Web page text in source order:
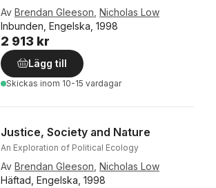
Av Brendan Gleeson Nicholas Low
Inbunden, Engelska, 1998
2 913 kr
Lägg till
Skickas inom 10-15 vardagar
Justice, Society and Nature
An Exploration of Political Ecology
Av Brendan Gleeson Nicholas Low
Häftad, Engelska, 1998